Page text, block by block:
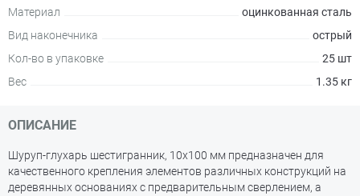
Материал
оцинкованная сталь
Вид наконечника
острый
Кол-во в упаковке
25 шт
Вес
1.35 кг
ОПИСАНИЕ
Шуруп-глухарь шестигранник, 10х100 мм предназначен для
качественного крепления элементов различных конструкций на
деревянных основаниях с предварительным сверлением, а